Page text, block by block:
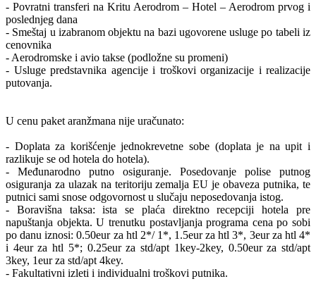
- Povratni transferi na Kritu Aerodrom – Hotel – Aerodrom prvog i
poslednjeg dana
- Smeštaj u izabranom objektu na bazi ugovorene usluge po tabeli iz
cenovnika
- Aerodromske i avio takse (podložne su promeni)
- Usluge predstavnika agencije i troškovi organizacije i realizacije
putovanja.
U cenu paket aranžmana nije uračunato:
- Doplata za korišćenje jednokrevetne sobe (doplata je na upit i
razlikuje se od hotela do hotela).
- Međunarodno putno osiguranje. Posedovanje polise putnog
osiguranja za ulazak na teritoriju zemalja EU je obaveza putnika, te
putnici sami snose odgovornost u slučaju neposedovanja istog.
- Boravišna taksa: ista se plaća direktno recepciji hotela pre
napuštanja objekta. U trenutku postavljanja programa cena po sobi
po danu iznosi: 0.50eur za htl 2*/ 1*, 1.5eur za htl 3*, 3eur za htl 4*
i 4eur za htl 5*; 0.25eur za std/apt 1key-2key, 0.50eur za std/apt
3key, 1eur za std/apt 4key.
- Fakultativni izleti i individualni troškovi putnika.